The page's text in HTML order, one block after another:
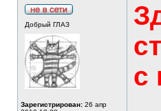
Добрый ГЛАЗ
Зарегистрирован: 26 апр
с